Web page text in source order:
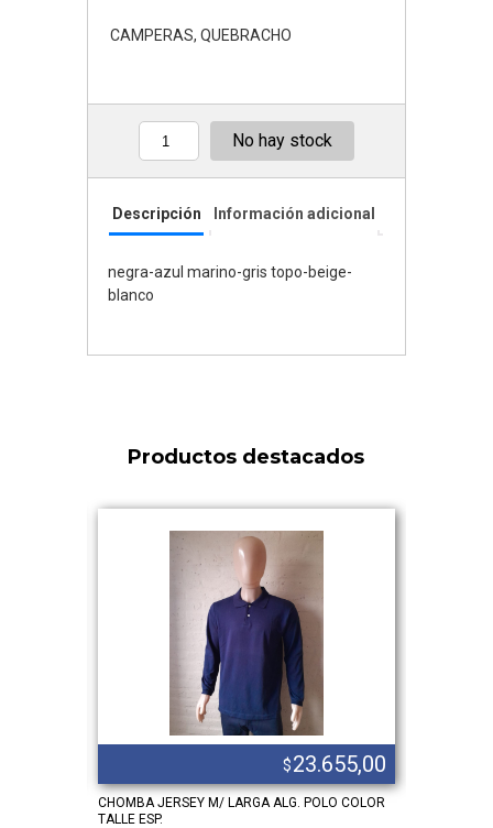
CAMPERAS,QUEBRACHO
Cantidad No hay stock
Descripción Información adicional
negra-azul marino-gris topo-beige-
blanco
Productos destacados
$23.655,00
CHOMBA JERSEY M/ LARGA ALG. POLO COLOR
TALLE ESP.